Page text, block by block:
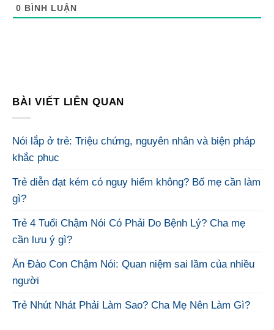
0 BÌNH LUẬN
BÀI VIẾT LIÊN QUAN
Nói lắp ở trẻ: Triệu chứng, nguyên nhân và biện pháp
khắc phục
Trẻ diễn đạt kém có nguy hiểm không? Bố mẹ cần làm
gì?
Trẻ 4 Tuổi Chậm Nói Có Phải Do Bệnh Lý? Cha mẹ
cần lưu ý gì?
Ăn Đào Con Chậm Nói: Quan niệm sai lầm của nhiều
người
Trẻ Nhút Nhát Phải Làm Sao? Cha Mẹ Nên Làm Gì?